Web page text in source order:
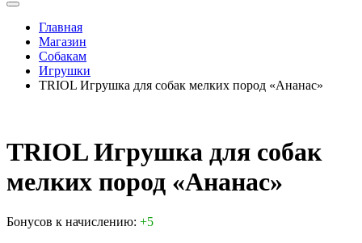
Главная
Магазин
Собакам
Игрушки
TRIOL Игрушка для собак мелких пород «Ананас»
TRIOL Игрушка для собак
мелких пород «Ананас»
Бонусов к начислению: +5